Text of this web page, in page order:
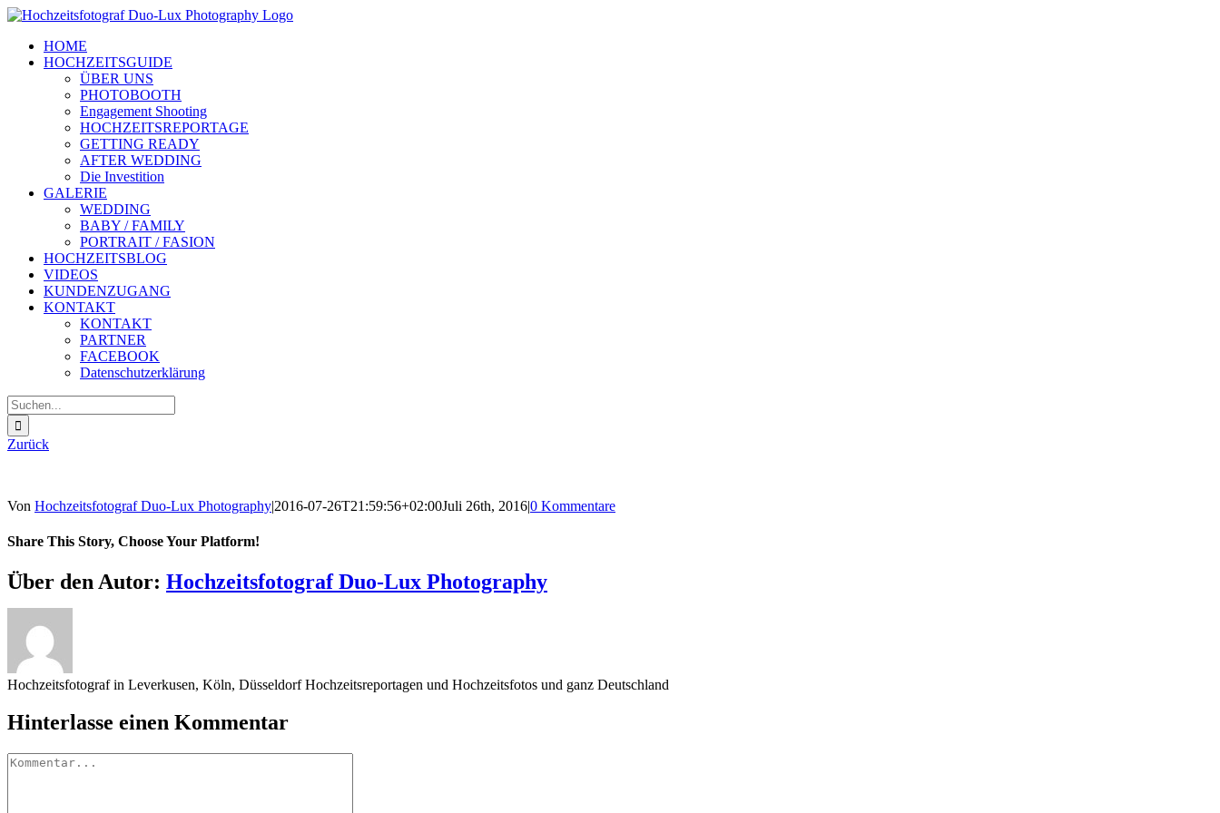
Zum
springenHOME
HOCHZEITSGUIDE
ÜBER UNS
PHOTOBOOTH
Engagement Shooting
HOCHZEITSREPORTAGE
GETTING READY
AFTER WEDDING
Die Investition
GALERIE
WEDDING
BABY / FAMILY
PORTRAIT / FASION
HOCHZEITSBLOG
VIDEOS
KUNDENZUGANG
KONTAKT
KONTAKT
PARTNER
FACEBOOK
Datenschutzerklärung
Suche
nach:
Zurück
Von Hochzeitsfotograf Duo-Lux Photography|2016-07-26T21:59:56+02:00Juli 26th, 2016|0 Kommentare
Share This Story, Choose Your Platform!
Sharing_facebook
Sharing_twitter
Sharing_reddit
Über den Autor: Hochzeitsfotograf Duo-Lux Photography
Hochzeitsfotograf in Leverkusen, Köln, Düsseldorf Hochzeitsreportagen und Hochzeitsfotos und ganz Deutschland
Hinterlasse einen Kommentar
Kommentar